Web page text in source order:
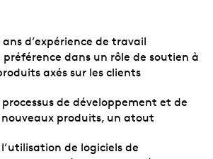
d’expérience de travail
dans un rôle de soutien à
axés sur les clients
de développement et de
produits, un atout
de logiciels de